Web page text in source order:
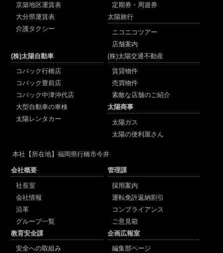
京築地区運賃表
大分県運賃表
介護タクシー
定期券・周遊券
太陽旅行
ニコニコツアー
店舗案内
(株)太陽自動車
コバック行橋店
コバック豊前店
コバック中津沖代店
大型自動車の車検
太陽レンタカー
(株)太陽交通不動産
賃貸物件
売買物件
素敵な店舗のご紹介
太陽商事
太陽ガス
太陽の便利屋さん
本社 【所在地】福岡県行橋市今井
会社概要
社長室
会社情報
沿革
グループ一覧
管理課
採用案内
運転免許返納割引
コンプライアンス
ご意見箱
教育安全課
安全への取組み
企画広報室
編集部ページ